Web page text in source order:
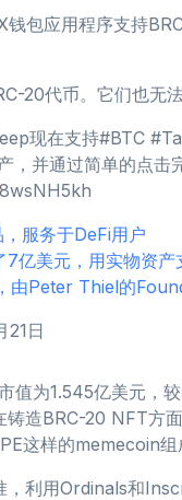
包应用程序支持
20代币。它们也无
现在支持#BTC
并通过简单的点击
服务于DeFi用户
亿美元，用实物资产
由Peter Thiel的
日
值为1.545亿美元，
造BRC-20 NFT方
这样的memecoin组
利用Ordinals和